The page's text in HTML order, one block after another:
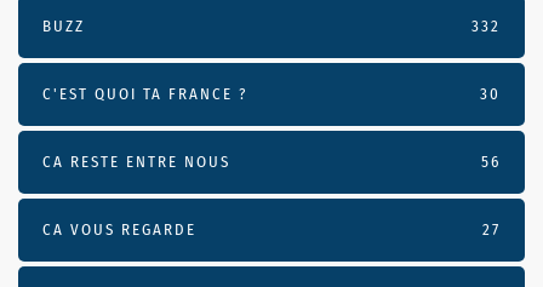
BUZZ 332
C'EST QUOI TA FRANCE ? 30
CA RESTE ENTRE NOUS 56
CA VOUS REGARDE 27